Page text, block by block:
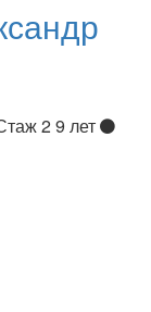
2 9 лет